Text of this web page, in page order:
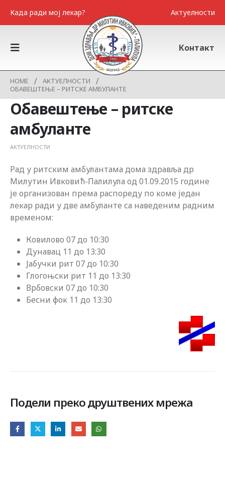
Када ради мој лекар? Актуелности
Контакт
HOME
АКТУЕЛНОСТИ
ОБАВЕШТЕЊЕ – РИТСКЕ АМБУЛАНТЕ
Обавештење – ритске
амбуланте
АКТУЕЛНОСТИ
Рад у ритским амбулантама дома здравља др
Милутин Ивковић-Палилула од 01.09.2015 године
је организован према распореду по коме један
лекар ради у две амбуланте са наведеним радним
временом:
Ковилово 07 до 10:30
Дунавац 11 до 13:30
Јабучки рит 07 до 10:30
Глогоњски рит 11 до 13:30
Врбовски 07 до 10:30
Бесни фок 11 до 13:30
Подели преко друштвених мрежа